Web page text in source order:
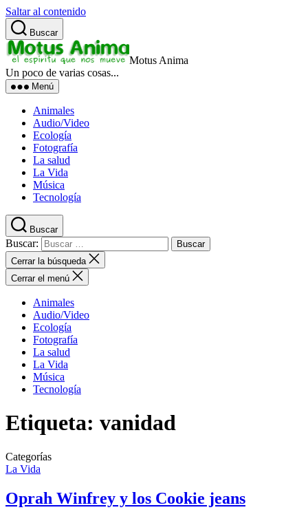
Saltar al contenido
Buscar
Motus Anima
Un poco de varias cosas...
Menú
Animales
Audio/Video
Ecología
Fotografía
La salud
La Vida
Música
Tecnología
Buscar
Buscar:
Cerrar la búsqueda
Cerrar el menú
Animales
Audio/Video
Ecología
Fotografía
La salud
La Vida
Música
Tecnología
Etiqueta: vanidad
Categorías
La Vida
Oprah Winfrey y los Cookie jeans